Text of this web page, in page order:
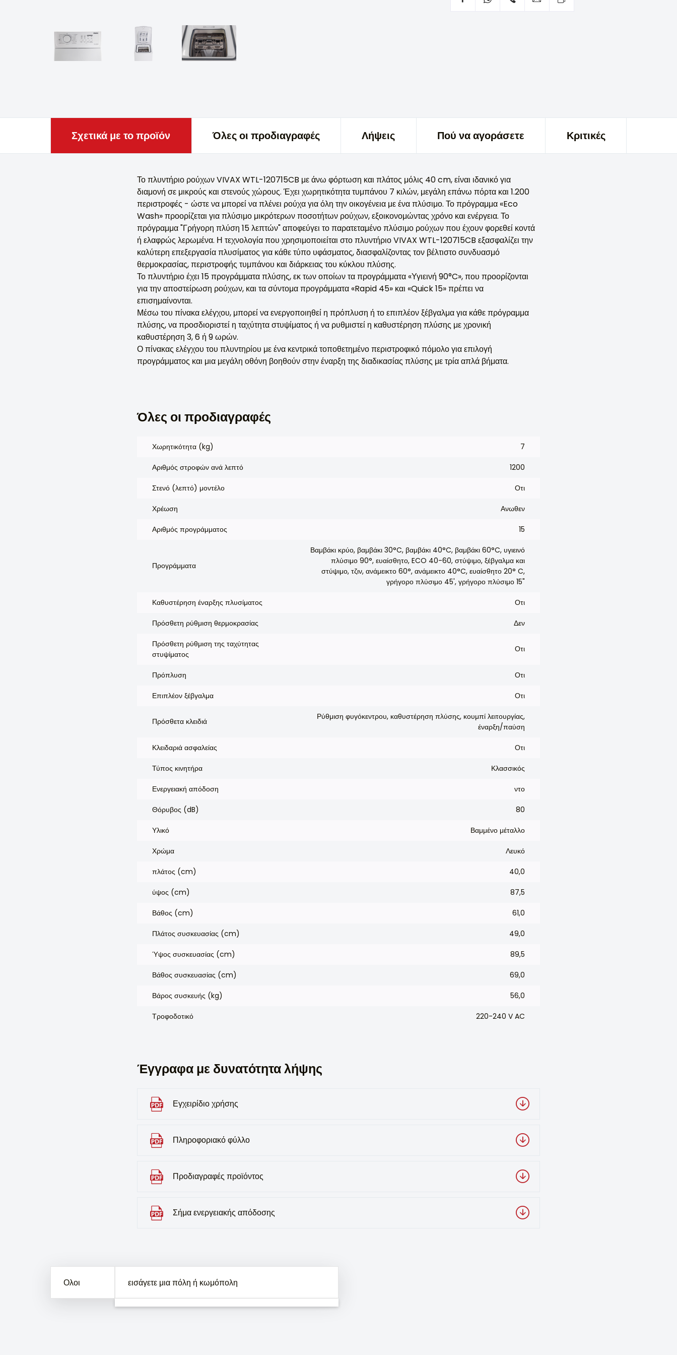
Σχετικά με το προϊόν Όλες οι προδιαγραφές Λήψεις Πού να αγοράσετε Κριτικές
Το πλυντήριο ρούχων VIVAX WTL-120715CB με άνω φόρτωση και πλάτος μόλις 40 cm, είναι ιδανικό για
διαμονή σε μικρούς και στενούς χώρους. Έχει χωρητικότητα τυμπάνου 7 κιλών, μεγάλη επάνω πόρτα και 1.200
περιστροφές - ώστε να μπορεί να πλένει ρούχα για όλη την οικογένεια με ένα πλύσιμο. Το πρόγραμμα «Eco
Wash» προορίζεται για πλύσιμο μικρότερων ποσοτήτων ρούχων, εξοικονομώντας χρόνο και ενέργεια. Το
πρόγραμμα "Γρήγορη πλύση 15 λεπτών" αποφεύγει το παρατεταμένο πλύσιμο ρούχων που έχουν φορεθεί κοντά
ή ελαφρώς λερωμένα. Η τεχνολογία που χρησιμοποιείται στο πλυντήριο VIVAX WTL-120715CB εξασφαλίζει την
καλύτερη επεξεργασία πλυσίματος για κάθε τύπο υφάσματος, διασφαλίζοντας τον βέλτιστο συνδυασμό
θερμοκρασίας, περιστροφής τυμπάνου και διάρκειας του κύκλου πλύσης.
Το πλυντήριο έχει 15 προγράμματα πλύσης, εκ των οποίων τα προγράμματα «Υγιεινή 90°C», που προορίζονται
για την αποστείρωση ρούχων, και τα σύντομα προγράμματα «Rapid 45» και «Quick 15» πρέπει να
επισημαίνονται.
Μέσω του πίνακα ελέγχου, μπορεί να ενεργοποιηθεί η πρόπλυση ή το επιπλέον ξέβγαλμα για κάθε πρόγραμμα
πλύσης, να προσδιοριστεί η ταχύτητα στυψίματος ή να ρυθμιστεί η καθυστέρηση πλύσης με χρονική
καθυστέρηση 3, 6 ή 9 ωρών.
Ο πίνακας ελέγχου του πλυντηρίου με ένα κεντρικά τοποθετημένο περιστροφικό πόμολο για επιλογή
προγράμματος και μια μεγάλη οθόνη βοηθούν στην έναρξη της διαδικασίας πλύσης με τρία απλά βήματα.
Όλες οι προδιαγραφές
Χωρητικότητα (kg) 7
Αριθμός στροφών ανά λεπτό 1200
Στενό (λεπτό) μοντέλο Οτι
Χρέωση Ανωθεν
Αριθμός προγράμματος 15
Προγράμματα
Βαμβάκι κρύο, βαμβάκι 30°C, βαμβάκι 40°C, βαμβάκι 60°C, υγιεινό
πλύσιμο 90°, ευαίσθητο, ECO 40-60, στύψιμο, ξέβγαλμα και
στύψιμο, τζιν, ανάμεικτο 60°, ανάμεικτο 40°C, ευαίσθητο 20° C,
γρήγορο πλύσιμο 45', γρήγορο πλύσιμο 15"
Καθυστέρηση έναρξης πλυσίματος Οτι
Πρόσθετη ρύθμιση θερμοκρασίας Δεν
Πρόσθετη ρύθμιση της ταχύτητας
στυψίματος
Οτι
Πρόπλυση Οτι
Επιπλέον ξέβγαλμα Οτι
Πρόσθετα κλειδιά
Ρύθμιση φυγόκεντρου, καθυστέρηση πλύσης, κουμπί λειτουργίας,
έναρξη/παύση
Κλειδαριά ασφαλείας Οτι
Τύπος κινητήρα Κλασσικός
Ενεργειακή απόδοση ντο
Θόρυβος (dB) 80
Υλικό Βαμμένο μέταλλο
Χρώμα Λευκό
πλάτος (cm) 40,0
ύψος (cm) 87,5
Βάθος (cm) 61,0
Πλάτος συσκευασίας (cm) 49,0
Ύψος συσκευασίας (cm) 89,5
Βάθος συσκευασίας (cm) 69,0
Βάρος συσκευής (kg) 56,0
Τροφοδοτικό 220-240 V AC
Έγγραφα με δυνατότητα λήψης
Εγχειρίδιο χρήσης
Πληροφοριακό φύλλο
Προδιαγραφές προϊόντος
Σήμα ενεργειακής απόδοσης